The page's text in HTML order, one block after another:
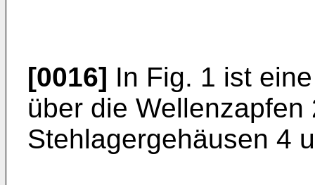
[0016] In Fig. 1 ist
über die Wellenzapfen
Stehlagergehäusen 4